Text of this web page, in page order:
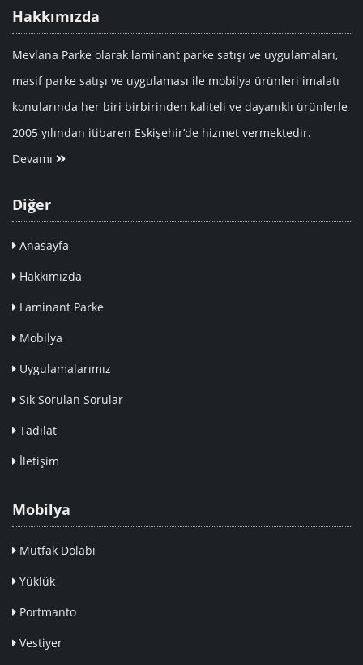
Hakkımızda
Mevlana Parke olarak laminant parke satışı ve uygulamaları,
masif parke satışı ve uygulaması ile mobilya ürünleri imalatı
konularında her biri birbirinden kaliteli ve dayanıklı ürünlerle
2005 yılından itibaren Eskişehir’de hizmet vermektedir.
Devamı
Diğer
Anasayfa
Hakkımızda
Laminant Parke
Mobilya
Uygulamalarımız
Sık Sorulan Sorular
Tadilat
İletişim
Mobilya
Mutfak Dolabı
Yüklük
Portmanto
Vestiyer